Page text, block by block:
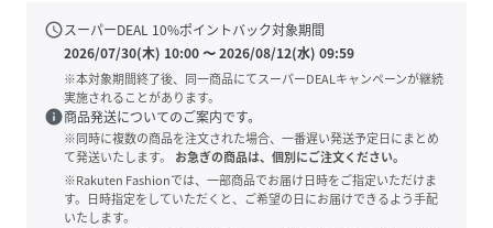
scheduleスーパーDEAL 10%ポイントバック対象期間
2026/07/30(木) 10:00〜2026/08/12(水) 09:59
※本対象期間終了後、同一商品にてスーパーDEALキャンペーンが継続
実施されることがあります。
info商品発送についてのご案内です。
※同時に複数の商品を注文された場合、一番遅い発送予定日にまとめ
て発送いたします。
お急ぎの商品は、個別にご注文ください。
※Rakuten Fashionでは、一部商品でお届け日時をご指定いただけま
す。日時指定をしていただくと、ご希望の日にお届けできるよう手配
いたします。